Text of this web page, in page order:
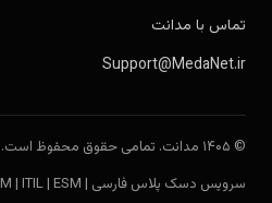
تماس با مدانت
Support@MedaNet.ir
© ۱۴۰۵ مدانت. تمامی حقوق محفوظ است.
سرویس دسک پلاس فارسی | ITSM | ITIL | ESM